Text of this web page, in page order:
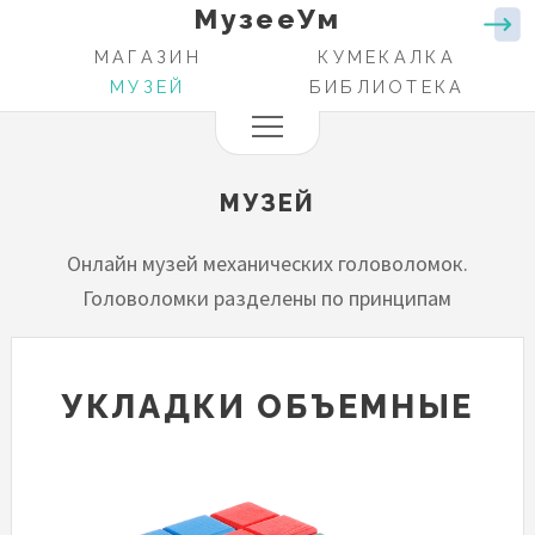
МузееУм
ОСНОВНАЯ
НАВИГАЦИЯ
МУЗЕЙ БИБЛИОТЕКА
МАГАЗИН КУМЕКАЛКА
УКЛАДКИ ОБЪЕМНЫЕ
МУЗЕЙ
Онлайн музей механических головоломок.
Головоломки разделены по принципам